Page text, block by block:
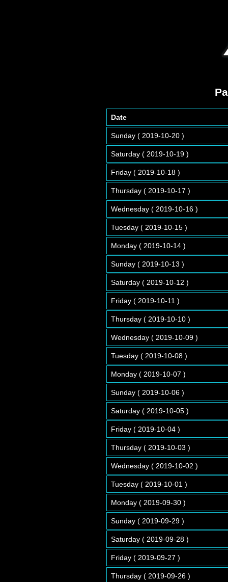
Date
Sunday ( 2019-10-20 )
Saturday ( 2019-10-19 )
Friday ( 2019-10-18 )
Thursday ( 2019-10-17 )
Wednesday ( 2019-10-16 )
Tuesday ( 2019-10-15 )
Monday ( 2019-10-14 )
Sunday ( 2019-10-13 )
Saturday ( 2019-10-12 )
Friday ( 2019-10-11 )
Thursday ( 2019-10-10 )
Wednesday ( 2019-10-09 )
Tuesday ( 2019-10-08 )
Monday ( 2019-10-07 )
Sunday ( 2019-10-06 )
Saturday ( 2019-10-05 )
Friday ( 2019-10-04 )
Thursday ( 2019-10-03 )
Wednesday ( 2019-10-02 )
Tuesday ( 2019-10-01 )
Monday ( 2019-09-30 )
Sunday ( 2019-09-29 )
Saturday ( 2019-09-28 )
Friday ( 2019-09-27 )
Thursday ( 2019-09-26 )